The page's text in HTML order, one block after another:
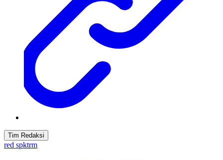
Tim Redaksi
red spktrm